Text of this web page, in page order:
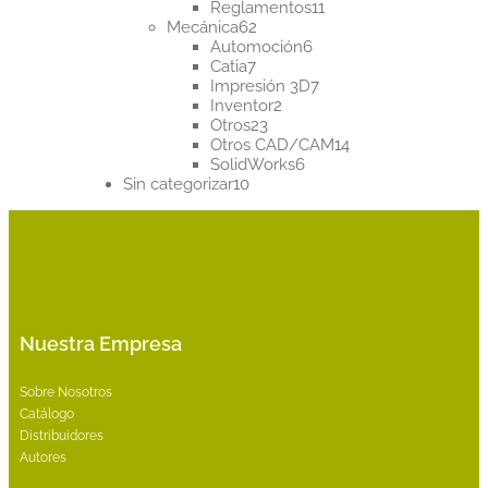
productos
Reglamentos1111
Mecánica6262
productos
Automoción66
Catia77
productos
Impresión 3D77
Inventor22
Otros2323
productos
Otros CAD/CAM1414
SolidWorks66
Sin categorizar1010
Nuestra Empresa
Sobre Nosotros
Catálogo
Distribuidores
Autores